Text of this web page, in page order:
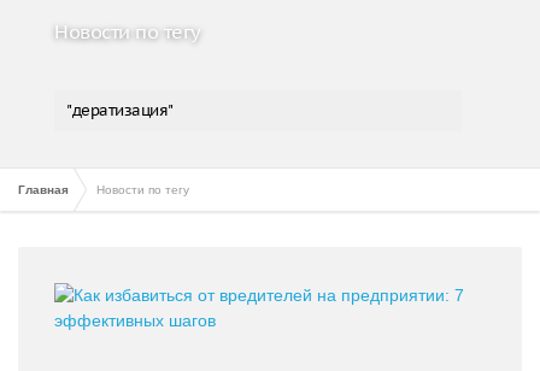
Новости по тегу
"дератизация"
Главная Новости по тегу